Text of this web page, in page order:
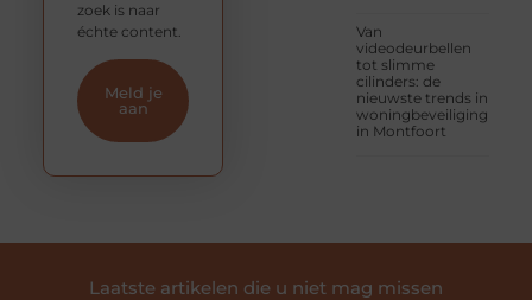
Van
videodeurbellen
tot slimme
cilinders: de
nieuwste trends in
woningbeveiliging
in Montfoort
zoek is naar
échte content.
Meld je
aan
Laatste artikelen die u niet mag missen